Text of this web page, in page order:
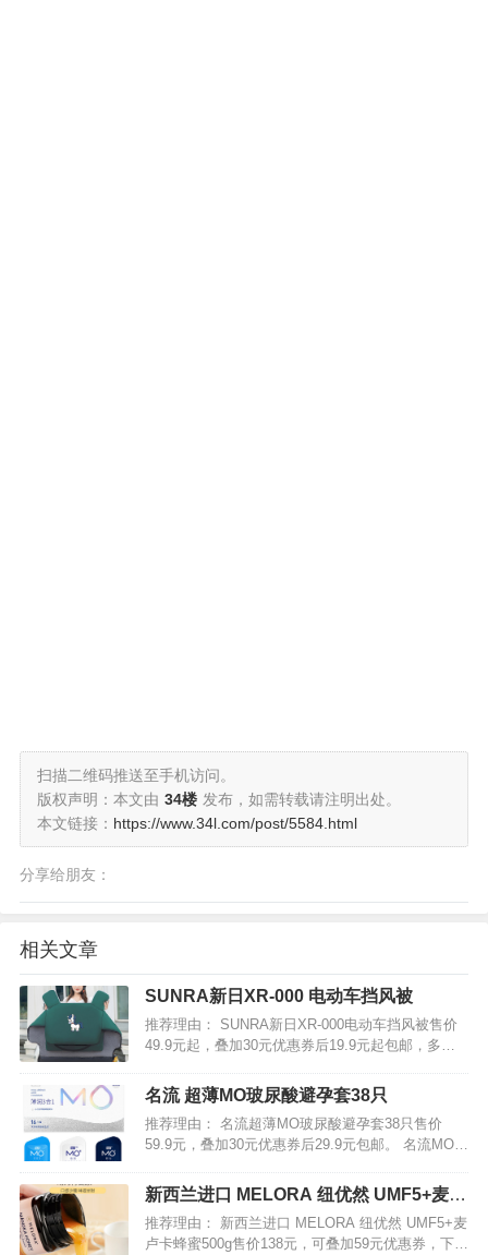
扫描二维码推送至手机访问。
版权声明：本文由 34楼 发布，如需转载请注明出处。
本文链接： https://www.34l.com/post/5584.html
分享给朋友：
相关文章
SUNRA新日XR-000 电动车挡风被
推荐理由： SUNRA新日XR-000电动车挡风被售价
49.9元起，叠加30元优惠券后19.9元起包邮，多款
层PVC防水，不惧雨雪天气，超大尺寸，厚实保
暖、挡风抗寒，结实耐用，整个冬季更温暖。…
名流 超薄MO玻尿酸避孕套38只
推荐理由： 名流超薄MO玻尿酸避孕套38只售价
59.9元，叠加30元优惠券后29.9元包邮。 名流MO玻
薄003避孕套，水嫩滋养，越做越润！真实超薄科
技，让你体验彼此的肌肤温度，长效滋润，快…
新西兰进口 MELORA 纽优然 UMF5+麦卢
卡蜂蜜500g
推荐理由： 新西兰进口 MELORA 纽优然 UMF5+麦
卢卡蜂蜜500g售价138元，可叠加59元优惠券，下单